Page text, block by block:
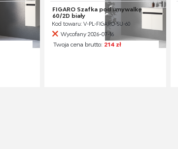
FIGARO Szafka pod umywalkę
60/2D biały
Kod towaru: V-PL-FIGARO-SU-60
Wycofany 2026-07-16
Twoja cena brutto: 214 zł